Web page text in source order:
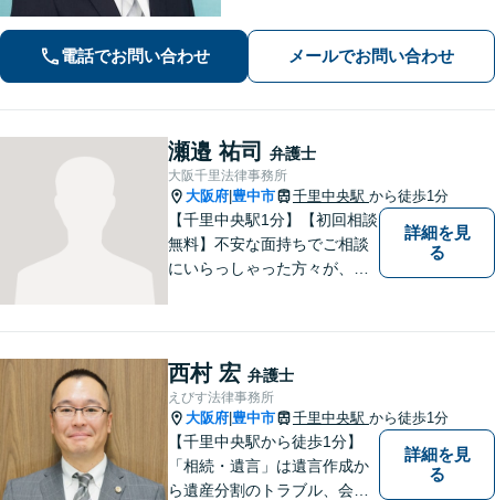
請求／面会交流など【相続・遺言】相
続放棄／遺産分割調停など【電話・メ
ール相談初回無料】【休日夜間対応
可】
電話でお問い合わせ メールでお問い合わせ
瀬邉 祐司 弁護士
大阪千里法律事務所
大阪府 豊中市 千里中央駅 から徒歩1分
【千里中央駅1分】【初回相談
無料】不安な面持ちでご相談
にいらっしゃった方々が、少
善の法的手段を選択し、終局
的解決に至るよう全力でサポ
ートいたします。
詳細を見
る
西村 宏 弁護士
えびす法律事務所
大阪府 豊中市 千里中央駅 から徒歩1分
【千里中央駅から徒歩1分】
「相続・遺言」は遺言作成か
ら遺産分割のトラブル、会社
詳細を見
る